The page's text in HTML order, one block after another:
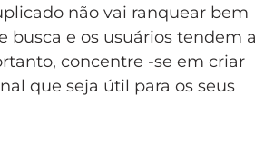
não vai ranquear bem
busca e os usuários tendem a
concentre -se em criar
que seja útil para os seus